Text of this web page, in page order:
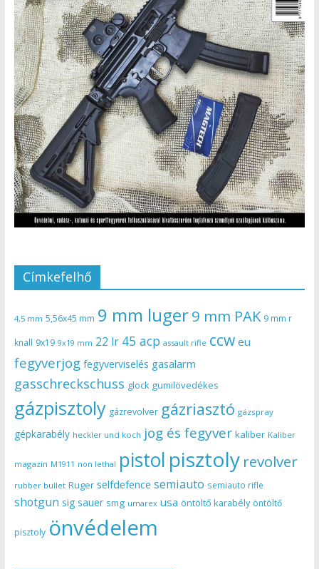
Címkefelhő
4,5 mm 5,56x45 mm 9 mm luger9 mm PAK 9 mm r
knall 9x19 9x19 mm 22 lr 45 acp assault rifle ccw eu
fegyverjog fegyverviselés gasalarm
gasschreckschuss glock gumilövedékes
gázpisztoly gázrevolver gázriasztó gázspray
gépkarabély heckler und koch jog és fegyver kaliber Kaliber
magazin M1911 non lethal pistol pisztoly revolver
rubber bullet Ruger selfdefence semiauto semiauto rifle
shotgun sig sauer smg umarex usa öntöltő karabély öntöltő
pisztoly önvédelem